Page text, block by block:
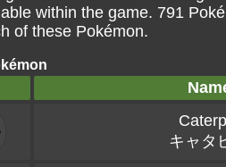
within the game. 791
of these Pokémon.
キャタ